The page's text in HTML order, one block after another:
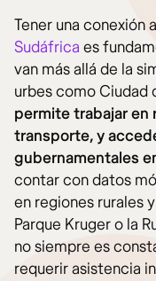
Tener una
Sudáfrica es
van más allá de la
urbes como Ciudad
permite trabajar en
transporte, y
gubernamentales
contar con datos
en regiones rurales
Parque Kruger o la
no siempre es
requerir asistencia